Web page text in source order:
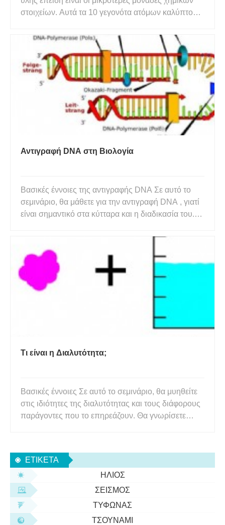
στοιχείων. Αυτά τα 10 γεγονότα ατόμων καλύπτουν
μερικά διασκεδαστικά γεγονότα. Η λέξη άτομο
προέρχεται από την ελληνική λέξη atomos , που
σημαίνει «αδιαίρετο»
Αντιγραφή DNA στη Βιολογία
Βασικές έννοιες της αντιγραφής DNA Σε αυτό το
σεμινάριο, θα μάθετε για την αντιγραφή DNA , γιατί
είναι σημαντικό στα κύτταρα και η διαδικασία του.
Επεξήγηση της μεταγραφής DNA Επεξήγηση
μετάφρασης DNA Το DNA Tautomer Γλυκόλυση
Τι είναι η Διαλυτότητα;
Βασικές έννοιες Σε αυτό το σεμινάριο, θα μυηθείτε
στις ιδιότητες της διαλυτότητας και τους διάφορους
παράγοντες που το επηρεάζουν. Θα γνωρίσετε
Σταθερά προϊόντος διαλυτότητας Τι είναι ο πολικός
ομοιοπολικός
ΕΤΙΚΈΤΑ
ΉΛΙΟΣ
ΣΕΙΣΜΌΣ
ΤΥΦΏΝΑΣ
ΤΣΟΥΝΆΜΙ